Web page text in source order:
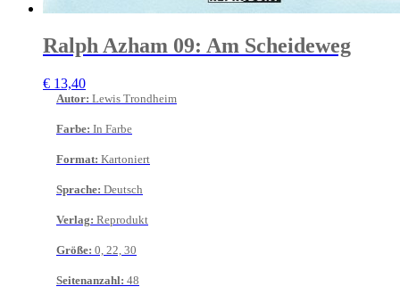
Ralph Azham 09: Am Scheideweg
€ 13,40
Autor: Lewis Trondheim
Farbe: In Farbe
Format: Kartoniert
Sprache: Deutsch
Verlag: Reprodukt
Größe: 0, 22, 30
Seitenanzahl: 48